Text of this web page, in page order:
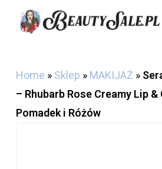
Cart
Home » Sklep » MAKIJAŻ »
– Rhubarb Rose Creamy Lip &
Pomadek i Różów